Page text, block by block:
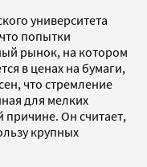
университета
попытки
рынок, на котором
в ценах на бумаги,
что стремление
для мелких
причине. Он считает,
крупных